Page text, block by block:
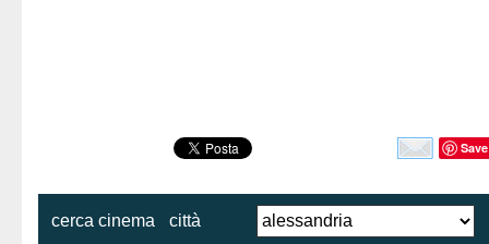
Save
cerca cinema città